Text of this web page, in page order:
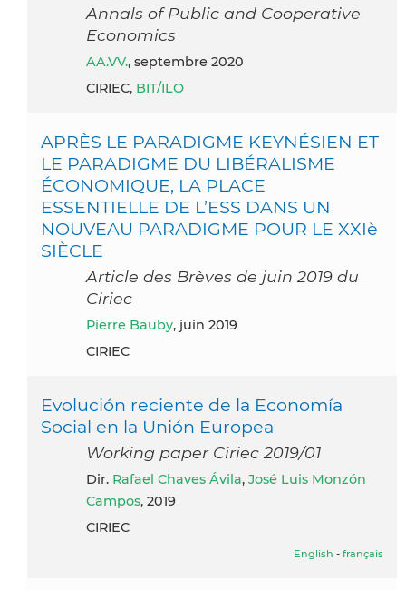
Annals of Public and Cooperative
Economics
AA.VV., septembre 2020
CIRIEC, BIT/ILO
APRÈS LE PARADIGME KEYNÉSIEN ET
LE PARADIGME DU LIBÉRALISME
ÉCONOMIQUE, LA PLACE
ESSENTIELLE DE L’ESS DANS UN
NOUVEAU PARADIGME POUR LE XXIè
SIÈCLE
Article des Brèves de juin 2019 du
Ciriec
Pierre Bauby, juin 2019
CIRIEC
Evolución reciente de la Economía
Social en la Unión Europea
Working paper Ciriec 2019/01
dir. Rafael Chaves Ávila, José Luis Monzón
Campos, 2019
CIRIEC
English - français